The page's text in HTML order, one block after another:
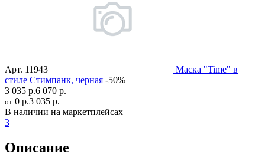
Арт. 11943
Маска "Time" в
стиле Стимпанк, черная -50%
3 035 р.6 070 р.
от 0 р.3 035 р.
В наличии на маркетплейсах
3
Описание